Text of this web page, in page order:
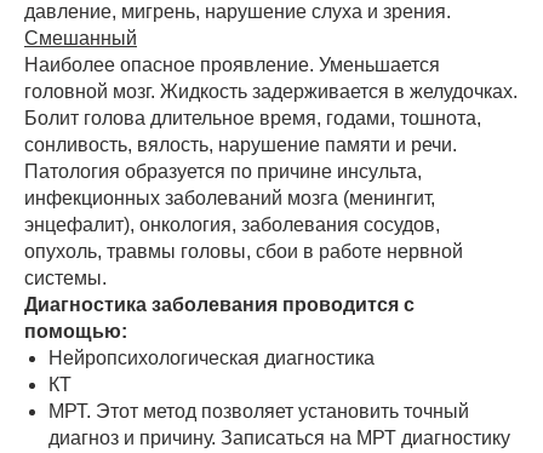
давление, мигрень, нарушение слуха и зрения.
Смешанный
Наиболее опасное проявление. Уменьшается
головной мозг. Жидкость задерживается в желудочках.
Болит голова длительное время, годами, тошнота,
сонливость, вялость, нарушение памяти и речи.
Патология образуется по причине инсульта,
инфекционных заболеваний мозга (менингит,
энцефалит), онкология, заболевания сосудов,
опухоль, травмы головы, сбои в работе нервной
системы.
Диагностика заболевания проводится с
помощью:
Нейропсихологическая диагностика
КТ
МРТ. Этот метод позволяет установить точный
диагноз и причину. Записаться на МРТ диагностику